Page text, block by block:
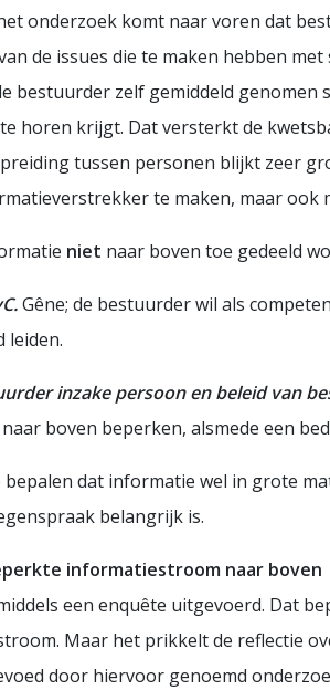
onderzoek komt naar voren dat
de issues die te maken hebben
bestuurder zelf gemiddeld genomen
horen krijgt. Dat versterkt de
tussen personen blijkt zeer
te maken, maar ook
niet naar boven toe gedeeld
Gêne; de bestuurder wil als
leiden.
inzake persoon en beleid van
boven beperken, alsmede een
bepalen dat informatie wel in grote
belangrijk is.
informatiestroom naar boven
een enquête uitgevoerd. Dat
Maar het prikkelt de reflectie
door hiervoor genoemd